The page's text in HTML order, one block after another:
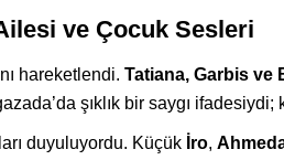
ve Çocuk Sesleri
hareketlendi. Tatiana, Garbis ve
şıklık bir saygı
duyuluyordu. Küçük İro,